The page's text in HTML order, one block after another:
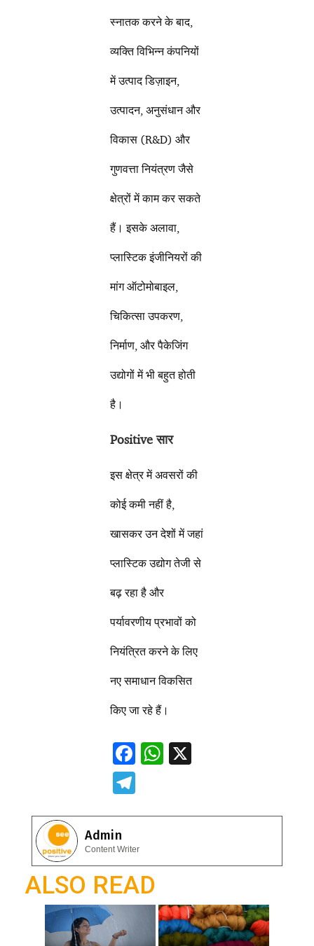
स्नातक करने के बाद,
व्यक्ति विभिन्न कंपनियों
में उत्पाद डिज़ाइन,
उत्पादन, अनुसंधान और
विकास (R&D) और
गुणवत्ता नियंत्रण जैसे
क्षेत्रों में काम कर सकते
हैं। इसके अलावा,
प्लास्टिक इंजीनियरों की
मांग ऑटोमोबाइल,
चिकित्सा उपकरण,
निर्माण, और पैकेजिंग
उद्योगों में भी बहुत होती
है।
Positive सार
इस क्षेत्र में अवसरों की
कोई कमी नहीं है,
खासकर उन देशों में जहां
प्लास्टिक उद्योग तेजी से
बढ़ रहा है और
पर्यावरणीय प्रभावों को
नियंत्रित करने के लिए
नए समाधान विकसित
किए जा रहे हैं।
F
b
o
o
k
W
s
p
gr
a
m
Admin
Content Writer
ALSO READ